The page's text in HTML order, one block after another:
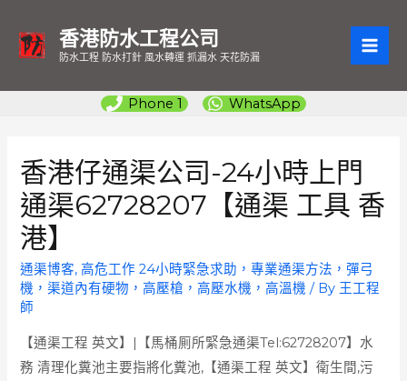
香港防水工程公司
防水工程 防水打針 風水轉運 抓漏水 天花防漏
Phone 1 WhatsApp
香港仔通渠公司-24小時上門
通渠62728207【通渠 工具 香
港】
通渠博客,高危工作 24小時緊急求助，專業通渠方法，彈弓
機，渠道內有硬物，高壓槍，高壓水機，高溫機 / By 王工程
師
【通渠工程 英文】|【馬桶厠所緊急通渠Tel:62728207】水
務 清理化糞池主要指將化糞池,【通渠工程 英文】衛生間,污